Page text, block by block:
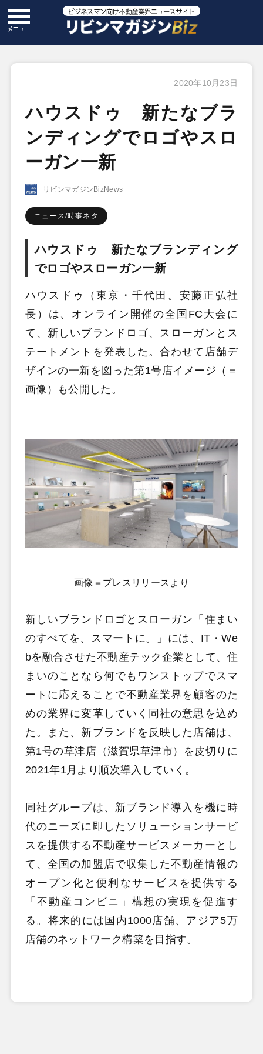
2020年10月23日
ハウスドゥ 新たなブラ
ンディングでロゴやスロ
ーガン一新
リビンマガジンBizNews
ニュース/時事ネタ
ハウスドゥ 新たなブランディング
でロゴやスローガン一新
ハウスドゥ（東京・千代田。安藤正弘社
長）は、オンライン開催の全国FC大会に
て、新しいブランドロゴ、スローガンとス
テートメントを発表した。合わせて店舗デ
ザインの一新を図った第1号店イメージ（＝
画像）も公開した。
画像＝プレスリリースより
新しいブランドロゴとスローガン「住まい
のすべてを、スマートに。」には、IT・We
bを融合させた不動産テック企業として、住
まいのことなら何でもワンストップでスマ
ートに応えることで不動産業界を顧客のた
めの業界に変革していく同社の意思を込め
た。また、新ブランドを反映した店舗は、
第1号の草津店（滋賀県草津市）を皮切りに
2021年1月より順次導入していく。
同社グループは、新ブランド導入を機に時
代のニーズに即したソリューションサービ
スを提供する不動産サービスメーカーとし
て、全国の加盟店で収集した不動産情報の
オープン化と便利なサービスを提供する
「不動産コンビニ」構想の実現を促進す
る。将来的には国内1000店舗、アジア5万
店舗のネットワーク構築を目指す。